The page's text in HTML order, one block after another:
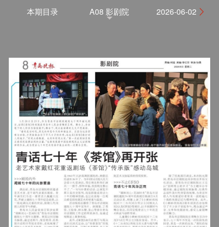
本期目录 A08 影剧院 2026-06-02